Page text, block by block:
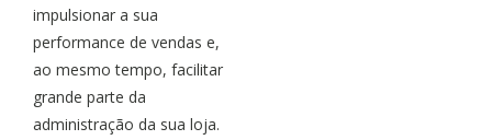
impulsionar a sua
performance de vendas e,
ao mesmo tempo, facilitar
grande parte da
administração da sua loja.